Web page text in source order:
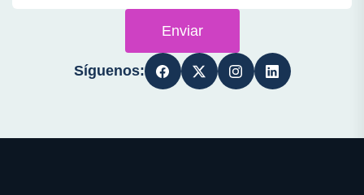
Enviar
Síguenos: